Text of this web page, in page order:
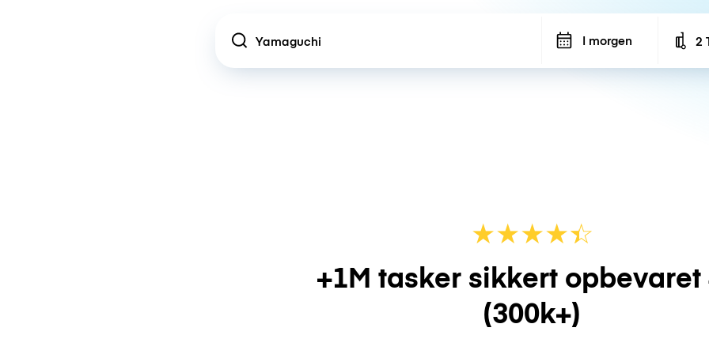
Location I morgen 2
★★★★☆
★
+1M tasker sikkert opbevaret
(300k+)